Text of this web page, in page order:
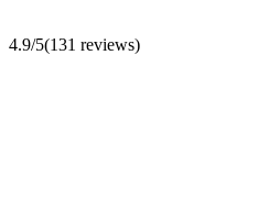
4.9/5(131 reviews)